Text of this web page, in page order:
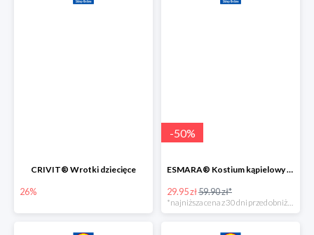
CRIVIT® Wrotki dziecięce
26%
-50%
ESMARA® Kostium kąpielowy ciążowy lub tankini ciążowe -50%
29.95 zł59.90 zł*